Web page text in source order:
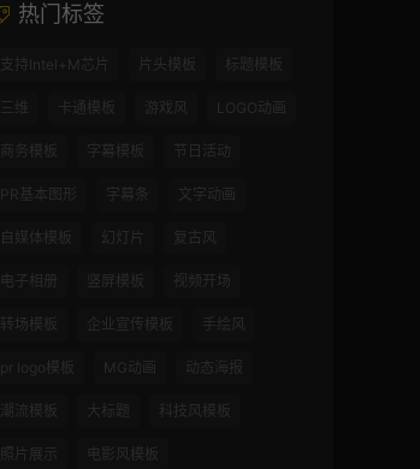
热门标签
支持Intel+M芯片 片头模板 标题模板
三维 卡通模板 游戏风 LOGO动画
商务模板 字幕模板 节日活动
PR基本图形 字幕条 文字动画
自媒体模板 幻灯片 复古风
电子相册 竖屏模板 视频开场
转场模板 企业宣传模板 手绘风
pr logo模板 MG动画 动态海报
潮流模板 大标题 科技风模板
照片展示 电影风模板